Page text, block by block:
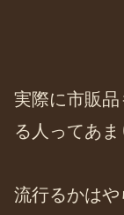
実際に市販
る人ってあ
流行るかは